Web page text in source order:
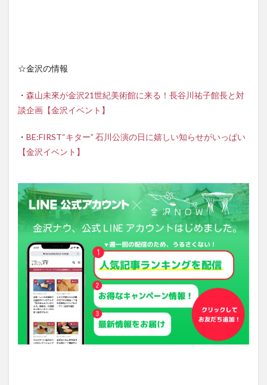
☆金沢の情報
・ 森山未來が金沢21世紀美術館に来る！長谷川祐子館長と対
談企画【金沢イベント】
・ BE:FIRST“キター” 石川公演の日に嬉しい知らせがいっぱい
【金沢イベント】